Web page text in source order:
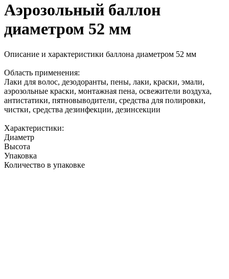
Аэрозольный баллон
диаметром 52 мм
Описание и характеристики баллона диаметром 52 мм
Область применения:
Лаки для волос, дезодоранты, пены, лаки, краски, эмали,
аэрозольные краски, монтажная пена, освежители воздуха,
антистатики, пятновыводители, средства для полировки,
чистки, средства дезинфекции, дезинсекции
Характеристики:
Диаметр
Высота
Упаковка
Количество в упаковке